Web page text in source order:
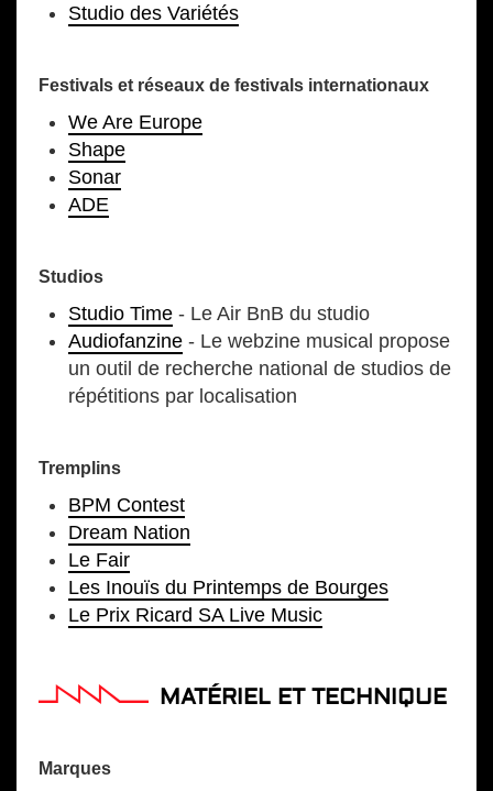
Studio des Variétés
Festivals et réseaux de festivals internationaux
We Are Europe
Shape
Sonar
ADE
Studios
Studio Time - Le Air BnB du studio
Audiofanzine - Le webzine musical propose
un outil de recherche national de studios de
répétitions par localisation
Tremplins
BPM Contest
Dream Nation
Le Fair
Les Inouïs du Printemps de Bourges
Le Prix Ricard SA Live Music
MATÉRIEL ET TECHNIQUE
Marques